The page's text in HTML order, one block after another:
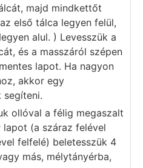
majd mindkettőt
első tálca legyen felül,
alul. ) Levesszük a
és a masszáról szépen
lapot. Ha nagyon
akkor egy
segíteni.
ollóval a félig megaszalt
(a száraz felével
felfelé) beletesszük 4
más, mélytányérba,